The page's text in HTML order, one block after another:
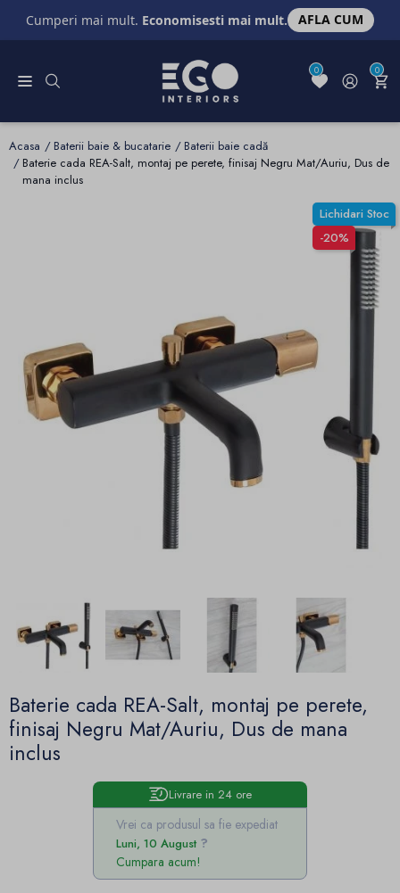
Cumperi mai mult. Economisesti mai mult. AFLA CUM
0 0
Acasa Baterii baie & bucatarie
Baterii baie cadă
Baterie cada REA-Salt, montaj pe perete, finisaj Negru Mat/Auriu, Dus de
mana inclus
Lichidari Stoc
-20%
Baterie cada REA-Salt, montaj pe perete,
finisaj Negru Mat/Auriu, Dus de mana
inclus
Livrare in 24 ore
Vrei ca produsul sa fie expediat
Luni, 10 August
Cumpara acum!